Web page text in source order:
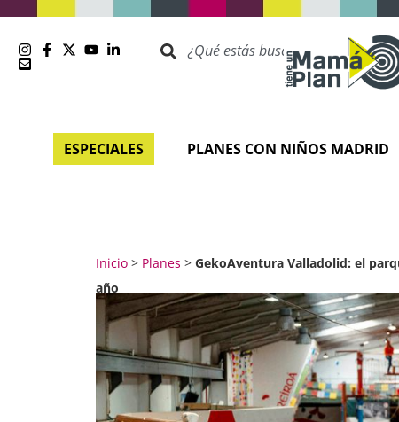
ESPECIALES PLANES CON NIÑOS MADRID
Inicio> Planes > GekoAventura Valladolid: el
año